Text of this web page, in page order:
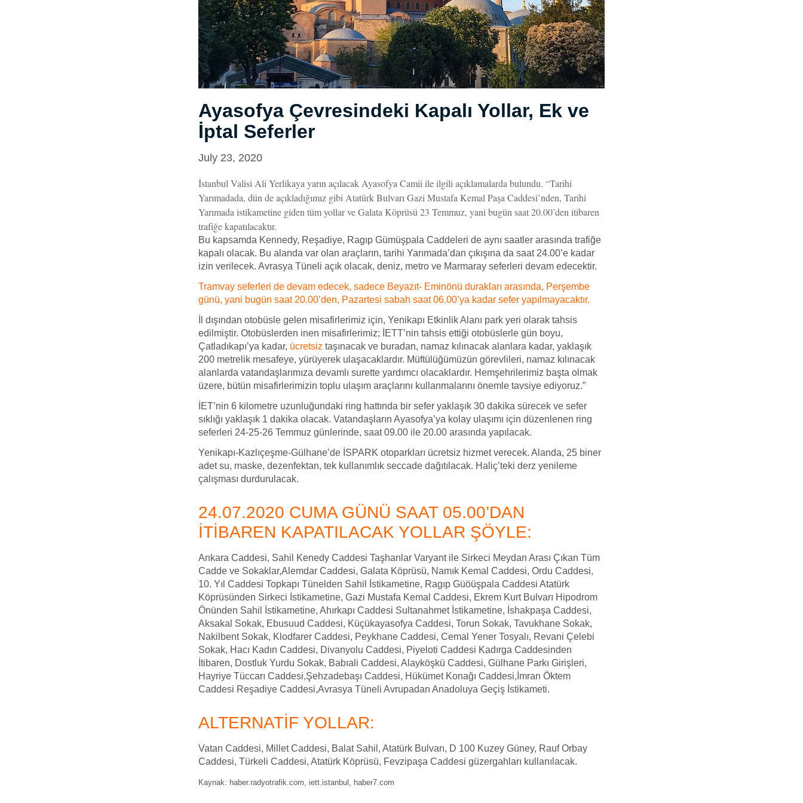
Ayasofya Çevresindeki Kapalı Yollar, Ek ve
İptal Seferler
July 23, 2020
İstanbul Valisi Ali Yerlikaya yarın açılacak Ayasofya Camii ile ilgili açıklamalarda bulundu. “Tarihi
Yarımadada, dün de açıkladığımız gibi Atatürk Bulvarı Gazi Mustafa Kemal Paşa Caddesi’nden, Tarihi
Yarımada istikametine giden tüm yollar ve Galata Köprüsü 23 Temmuz, yani bugün saat 20.00’den itibaren
trafiğe kapatılacaktır.
Bu kapsamda Kennedy, Reşadiye, Ragıp Gümüşpala Caddeleri de aynı saatler arasında trafiğe
kapalı olacak. Bu alanda var olan araçların, tarihi Yarımada’dan çıkışına da saat 24.00’e kadar
izin verilecek. Avrasya Tüneli açık olacak, deniz, metro ve Marmaray seferleri devam edecektir.
Tramvay seferleri de devam edecek, sadece Beyazıt- Eminönü durakları arasında, Perşembe
günü, yani bugün saat 20.00’den, Pazartesi sabah saat 06.00’ya kadar sefer yapılmayacaktır.
İl dışından otobüsle gelen misafirlerimiz için, Yenikapı Etkinlik Alanı park yeri olarak tahsis
edilmiştir. Otobüslerden inen misafirlerimiz; İETT’nin tahsis ettiği otobüslerle gün boyu,
Çatladıkapı’ya kadar, ücretsiz taşınacak ve buradan, namaz kılınacak alanlara kadar, yaklaşık
200 metrelik mesafeye, yürüyerek ulaşacaklardır. Müftülüğümüzün görevlileri, namaz kılınacak
alanlarda vatandaşlarımıza devamlı surette yardımcı olacaklardır. Hemşehrilerimiz başta olmak
üzere, bütün misafirlerimizin toplu ulaşım araçlarını kullanmalarını önemle tavsiye ediyoruz.”
İET’nin 6 kilometre uzunluğundaki ring hattında bir sefer yaklaşık 30 dakika sürecek ve sefer
sıklığı yaklaşık 1 dakika olacak. Vatandaşların Ayasofya’ya kolay ulaşımı için düzenlenen ring
seferleri 24-25-26 Temmuz günlerinde, saat 09.00 ile 20.00 arasında yapılacak.
Yenikapı-Kazlıçeşme-Gülhane’de İSPARK otoparkları ücretsiz hizmet verecek. Alanda, 25 biner
adet su, maske, dezenfektan, tek kullanımlık seccade dağıtılacak. Haliç’teki derz yenileme
çalışması durdurulacak.
24.07.2020 CUMA GÜNÜ SAAT 05.00’DAN
İTİBAREN KAPATILACAK YOLLAR ŞÖYLE:
Ankara Caddesi, Sahil Kenedy Caddesi Taşhanlar Varyant ile Sirkeci Meydan Arası Çıkan Tüm
Cadde ve Sokaklar,Alemdar Caddesi, Galata Köprüsü, Namık Kemal Caddesi, Ordu Caddesi,
10. Yıl Caddesi Topkapı Tünelden Sahil İstikametine, Ragıp Güöüşpala Caddesi Atatürk
Köprüsünden Sirkeci İstikametine, Gazi Mustafa Kemal Caddesi, Ekrem Kurt Bulvarı Hipodrom
Önünden Sahil İstikametine, Ahırkapı Caddesi Sultanahmet İstikametine, İshakpaşa Caddesi,
Aksakal Sokak, Ebusuud Caddesi, Küçükayasofya Caddesi, Torun Sokak, Tavukhane Sokak,
Nakilbent Sokak, Klodfarer Caddesi, Peykhane Caddesi, Cemal Yener Tosyalı, Revani Çelebi
Sokak, Hacı Kadın Caddesi, Divanyolu Caddesi, Piyeloti Caddesi Kadırga Caddesinden
İtibaren, Dostluk Yurdu Sokak, Babıali Caddesi, Alayköşkü Caddesi, Gülhane Parkı Girişleri,
Hayriye Tüccarı Caddesi,Şehzadebaşı Caddesi, Hükümet Konağı Caddesi,İmran Öktem
Caddesi Reşadiye Caddesi,Avrasya Tüneli Avrupadan Anadoluya Geçiş İstikameti.
ALTERNATİF YOLLAR:
Vatan Caddesi, Millet Caddesi, Balat Sahil, Atatürk Bulvarı, D 100 Kuzey Güney, Rauf Orbay
Caddesi, Türkeli Caddesi, Atatürk Köprüsü, Fevzipaşa Caddesi güzergahları kullanılacak.
Kaynak: haber.radyotrafik.com, iett.istanbul, haber7.com